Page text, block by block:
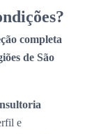
completa
de São
e